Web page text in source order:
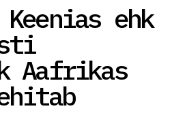
Keenias ehk
Aafrikas